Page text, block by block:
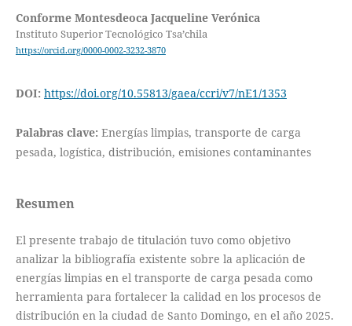
Conforme Montesdeoca Jacqueline Verónica
Instituto Superior Tecnológico Tsa’chila
https://orcid.org/0000-0002-3232-3870
DOI: https://doi.org/10.55813/gaea/ccri/v7/nE1/1353
Palabras clave: Energías limpias, transporte de carga
pesada, logística, distribución, emisiones contaminantes
Resumen
El presente trabajo de titulación tuvo como objetivo
analizar la bibliografía existente sobre la aplicación de
energías limpias en el transporte de carga pesada como
herramienta para fortalecer la calidad en los procesos de
distribución en la ciudad de Santo Domingo, en el año 2025.